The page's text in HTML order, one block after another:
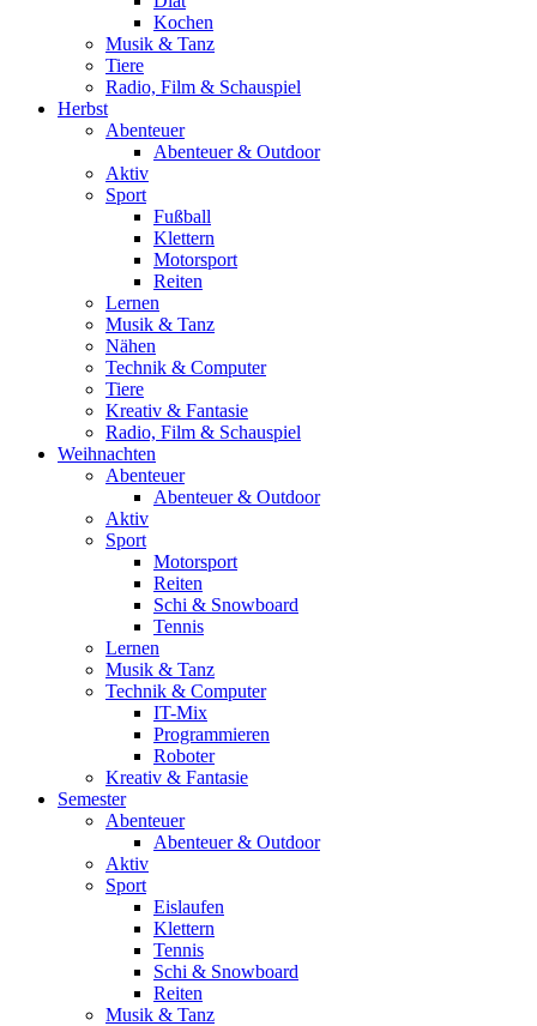
Kochen
Musik & Tanz
Tiere
Radio, Film & Schauspiel
Herbst
Abenteuer
Abenteuer & Outdoor
Aktiv
Sport
Fußball
Klettern
Motorsport
Reiten
Lernen
Musik & Tanz
Nähen
Technik & Computer
Tiere
Kreativ & Fantasie
Radio, Film & Schauspiel
Weihnachten
Abenteuer
Abenteuer & Outdoor
Aktiv
Sport
Motorsport
Reiten
Schi & Snowboard
Tennis
Lernen
Musik & Tanz
Technik & Computer
IT-Mix
Programmieren
Roboter
Kreativ & Fantasie
Semester
Abenteuer
Abenteuer & Outdoor
Aktiv
Sport
Eislaufen
Klettern
Tennis
Schi & Snowboard
Reiten
Musik & Tanz